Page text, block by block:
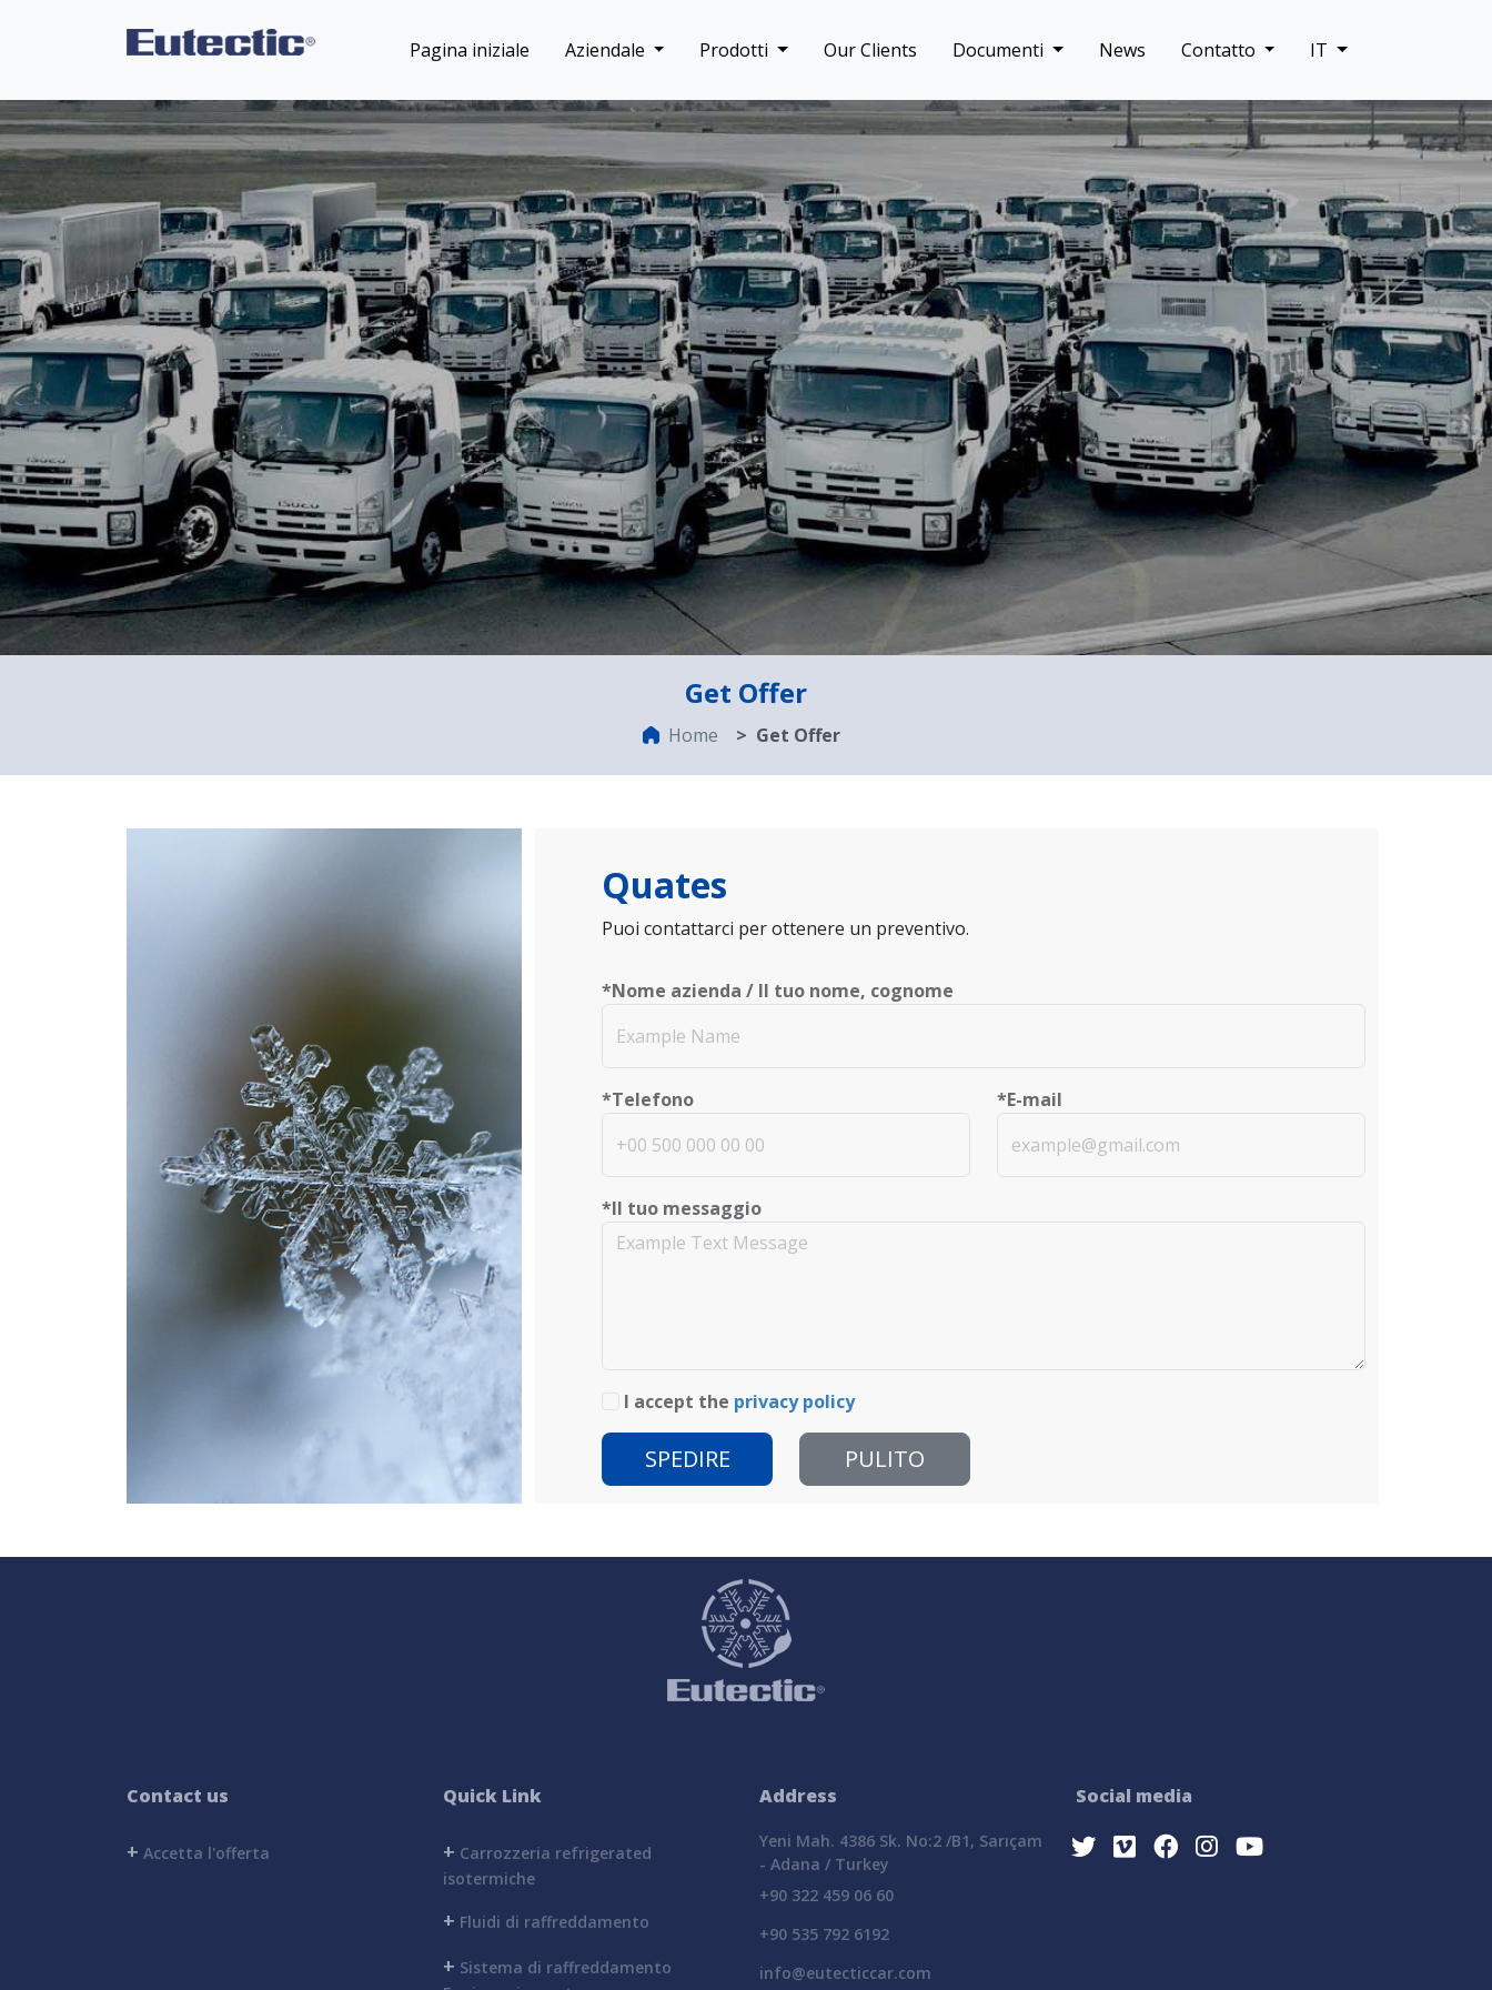
Pagina iniziale Aziendale Prodotti Our Clients Documenti News Contatto IT
Get Offer
Home Get Offer
Quates
Puoi contattarci per ottenere un preventivo.
*Nome azienda / Il tuo nome, cognome
*Telefono *E-mail
*Il tuo messaggio
I accept the privacy policy
SPEDIRE PULITO
Contact us
+ Accetta l'offerta
Quick Link
+ Carrozzeria refrigerated
isotermiche
+ Fluidi di raffreddamento
+ Sistema di raffreddamento
Address
Yeni Mah. 4386 Sk. No:2 /B1, Sarıçam
- Adana / Turkey
+90 322 459 06 60
+90 535 792 6192
info@eutecticcar.com
Social media